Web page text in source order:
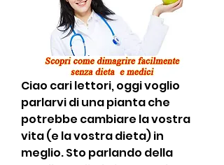
Ciao cari lettori, oggi voglio
parlarvi di una pianta che
potrebbe cambiare la vostra
vita (e la vostra dieta) in
meglio. Sto parlando della